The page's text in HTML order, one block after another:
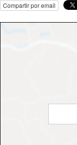
Compartir por email